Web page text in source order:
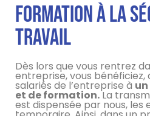
Formation à la
travail
Dès lors que vous rentrez
entreprise, vous
salariés de l’entreprise à
et de formation.La
est dispensée par nous,